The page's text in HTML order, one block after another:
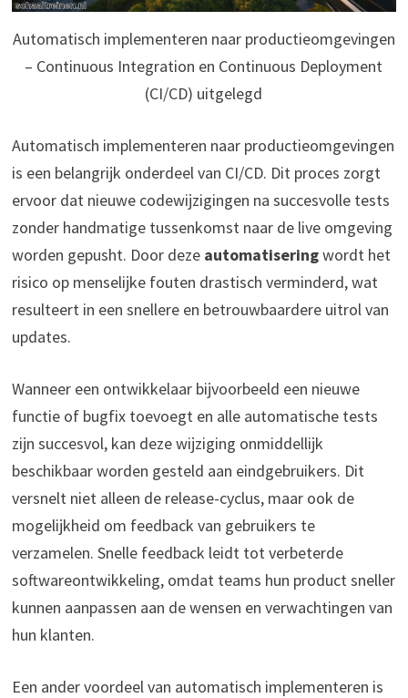
Automatisch implementeren naar productieomgevingen
– Continuous Integration en Continuous Deployment
(CI/CD) uitgelegd
Automatisch implementeren naar productieomgevingen
is een belangrijk onderdeel van CI/CD. Dit proces zorgt
ervoor dat nieuwe codewijzigingen na succesvolle tests
zonder handmatige tussenkomst naar de live omgeving
worden gepusht. Door deze automatiseringwordt het
risico op menselijke fouten drastisch verminderd, wat
resulteert in een snellere en betrouwbaardere uitrol van
updates.
Wanneer een ontwikkelaar bijvoorbeeld een nieuwe
functie of bugfix toevoegt en alle automatische tests
zijn succesvol, kan deze wijziging onmiddellijk
beschikbaar worden gesteld aan eindgebruikers. Dit
versnelt niet alleen de release-cyclus, maar ook de
mogelijkheid om feedback van gebruikers te
verzamelen. Snelle feedback leidt tot verbeterde
softwareontwikkeling, omdat teams hun product sneller
kunnen aanpassen aan de wensen en verwachtingen van
hun klanten.
Een ander voordeel van automatisch implementeren is